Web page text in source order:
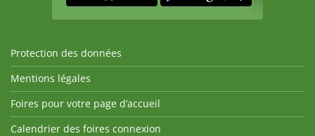
Protection des données
Mentions légales
Foires pour votre page d’accueil
Calendrier des foires connexion